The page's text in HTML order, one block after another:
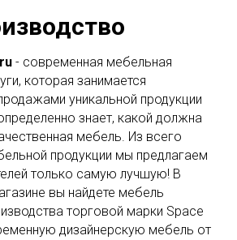
- современная мебельная
которая занимается
уникальной продукции
знает, какой должна
мебель. Из всего
продукции мы предлагаем
только самую лучшую! В
вы найдете мебель
торговой марки Space
дизайнерскую мебель от